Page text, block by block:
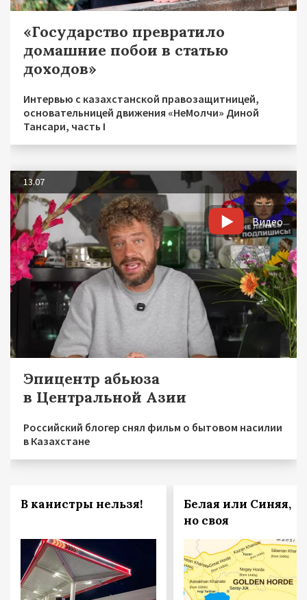
«Государство превратило
домашние побои в статью
доходов»
Интервью с казахстанской правозащитницей,
основательницей движения «НеМолчи» Диной
Тансари, часть I
13.07
Видео
Эпицентр абьюза
в Центральной Азии
Российский блогер снял фильм о бытовом насилии
в Казахстане
В канистры нельзя!
Белая или Синяя,
но своя